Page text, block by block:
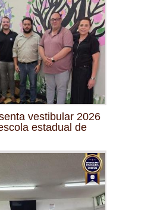
vestibular 2026
estadual de